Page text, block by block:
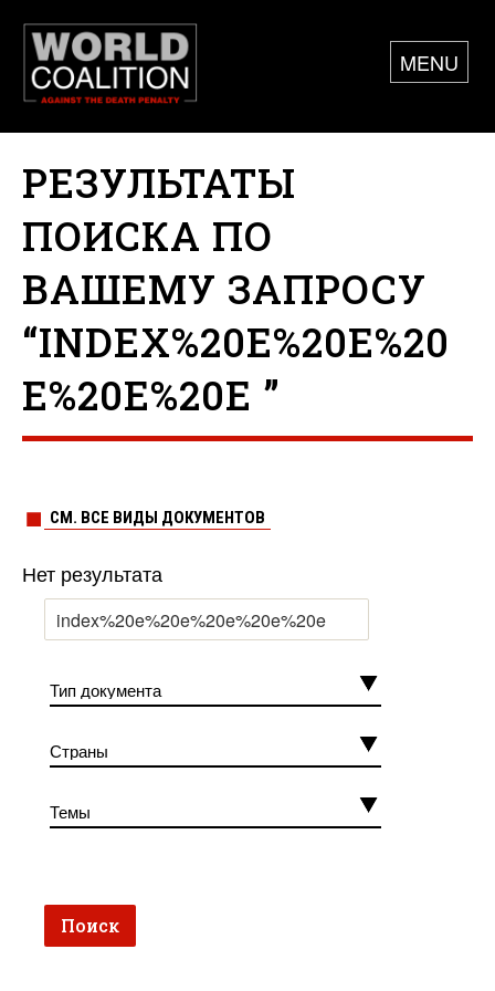
MENU
РЕЗУЛЬТАТЫ
ПОИСКА ПО
ВАШЕМУ ЗАПРОСУ
“INDEX%20E%20E%20
E%20E%20E ”
СМ. ВСЕ ВИДЫ ДОКУМЕНТОВ
Нет результата